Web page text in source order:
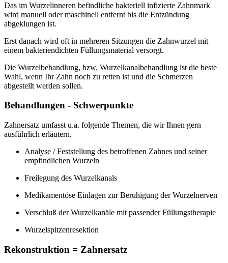
Das im Wurzelinneren befindliche bakteriell infizierte Zahnmark
wird manuell oder maschinell entfernt bis die Entzündung
abgeklungen ist.
Erst danach wird oft in mehreren Sitzungen die Zahnwurzel mit
einem bakteriendichten Füllungsmaterial versorgt.
Die Wurzelbehandlung, bzw. Wurzelkanalbehandlung ist die beste
Wahl, wenn Ihr Zahn noch zu retten ist und die Schmerzen
abgestellt werden sollen.
Behandlungen - Schwerpunkte
Zahnersatz umfasst u.a. folgende Themen, die wir Ihnen gern
ausführlich erläutern.
Analyse / Feststellung des betroffenen Zahnes und seiner
empfindlichen Wurzeln
Freilegung des Wurzelkanals
Medikamentöse Einlagen zur Beruhigung der Wurzelnerven
Verschluß der Wurzelkanäle mit passender Füllungstherapie
Wurzelspitzenresektion
Rekonstruktion = Zahnersatz